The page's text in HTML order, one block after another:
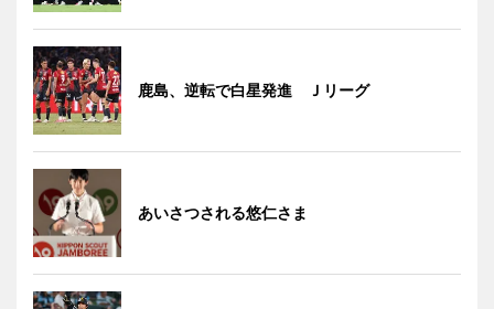
鹿島、逆転で白星発進 Ｊリーグ
あいさつされる悠仁さま